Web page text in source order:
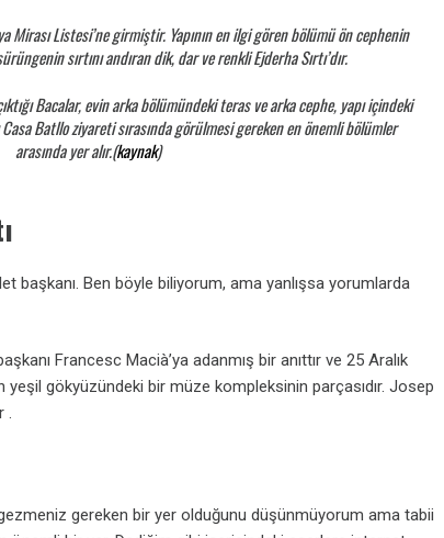
Mirası Listesi’ne girmiştir. Yapının en ilgi gören bölümü ön cephenin
sırtını andıran dik, dar ve renkli Ejderha Sırtı’dır.
Bacalar, evin arka bölümündeki teras ve arka cephe, yapı içindeki
Casa Batllo ziyareti sırasında görülmesi gereken en önemli bölümler
arasında yer alır.(kaynak)
başkanı. Ben böyle biliyorum, ama yanlışsa yorumlarda
Francesc Macià’ya adanmış bir anıttır ve 25 Aralık
yeşil gökyüzündeki bir müze kompleksinin parçasıdır. Josep
.
gereken bir yer olduğunu düşünmüyorum ama tabii